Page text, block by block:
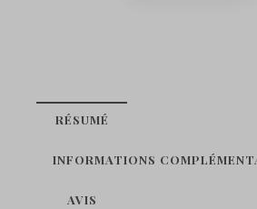
RÉSUMÉ
INFORMATIONS
AVIS